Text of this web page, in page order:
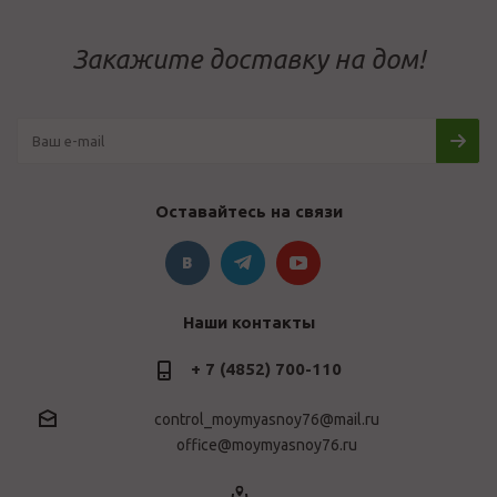
Закажите доставку на дом!
Оставайтесь на связи
Наши контакты
+ 7 (4852) 700-110
control_moymyasnoy76@mail.ru
office@moymyasnoy76.ru